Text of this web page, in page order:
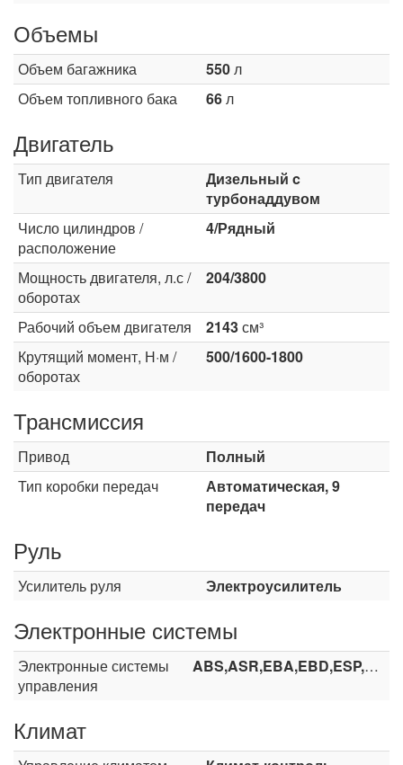
Объемы
Объем багажника 550л
Объем топливного бака
66л
Двигатель
Тип двигателя
Дизельный c
турбонаддувом
Число цилиндров /
расположение
4/Рядный
Мощность двигателя, л.с /
оборотах
204/3800
Рабочий объем двигателя 2143см³
Крутящий момент, Н·м /
оборотах
500/1600-1800
Трансмиссия
Привод
Полный
Тип коробки передач
Автоматическая, 9
передач
Руль
Усилитель руля Электроусилитель
Электронные системы
Электронные системы
управления
ABS,ASR,EBA,EBD,ESP,HHC
Климат